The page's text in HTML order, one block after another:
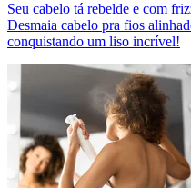
Seu cabelo tá rebelde e com
Desmaia cabelo pra fios
conquistando um liso incrível!